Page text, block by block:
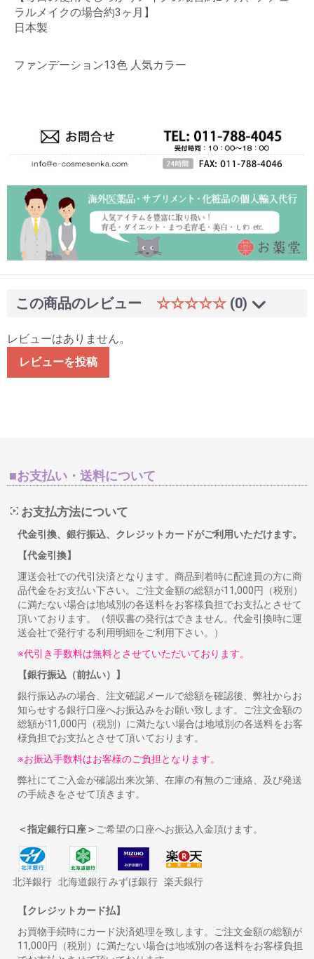
ラルメイクの場合約3ヶ月】
日本製
ファンデーション13色 人気カラー
この商品のレビュー ☆☆☆☆☆ (0)
レビューはありません。
レビューを投稿
■お支払い・送料について
お支払方法について
代金引換、銀行振込、クレジットカードがご利用いただけます。
【代金引換】
運送会社での代引決済となります。商品到着時に配達員の方に商
品代金をお支払い下さい。ご注文金額の総額が11,000円（税別）
に満たない場合は地域別の各送料をお客様負担でお支払とさせて
頂いております。（領収書の発行はできません。代金引換時に運
送会社で発行する利用明細をご利用下さい。）
※代引き手数料は無料とさせていただいております。
【銀行振込（前払い）】
銀行振込みの場合、注文確認メールで総額を確認後、弊社からお
知らせする銀行口座へお振込みをお願い致します。ご注文金額の
総額が11,000円（税別）に満たない場合は地域別の各送料をお客
様負担でお支払とさせて頂いております。
※お振込手数料はお客様のご負担となります。
弊社にてご入金が確認出来次第、在庫の有無のご連絡、及び発送
の手続きをさせて頂きます。
＜指定銀行口座＞ ご希望の口座へお振込入金頂けます。
北洋銀行 北海道銀行みずほ銀行 楽天銀行
【クレジットカード払】
お買物手続時にカード決済処理を致します。ご注文金額の総額が
11,000円（税別）に満たない場合は地域別の各送料をお客様負担